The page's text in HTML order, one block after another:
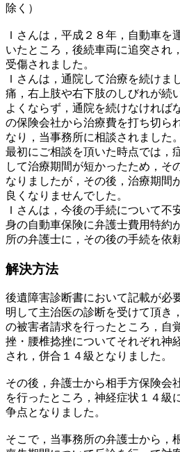
除く）
Ｉさんは，平成２８年，自動車を
いたところ，後続車両に追突され
受傷されました。
Ｉさんは，通院して治療を続けま
痛，右上肢や右下肢のしびれが続
よくならず，通院を続けなければ
の保険会社から治療費を打ち切ら
なり，当事務所に相談されました。
最初にご相談を頂いた時点では，
して治療期間が短かったため，そ
なりましたが，その後，治療期間
良くなりませんでした。
Ｉさんは，今後の手続について不
身の自動車保険に弁護士費用特約
所の弁護士に，その後の手続を依
解決方法
後遺障害診断書において記載が必
明して主治医の診断を受けて頂き
の被害者請求を行ったところ，自
挫・腰椎捻挫についてそれぞれ神
され，併合１４級となりました。
その後，弁護士から相手方保険会
を行ったところ，神経症状１４級
争点となりました。
そこで，当事務所の弁護士から，